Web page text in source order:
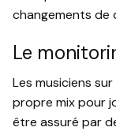
changements de
Le
Les musiciens
propre mix pour
être assuré par